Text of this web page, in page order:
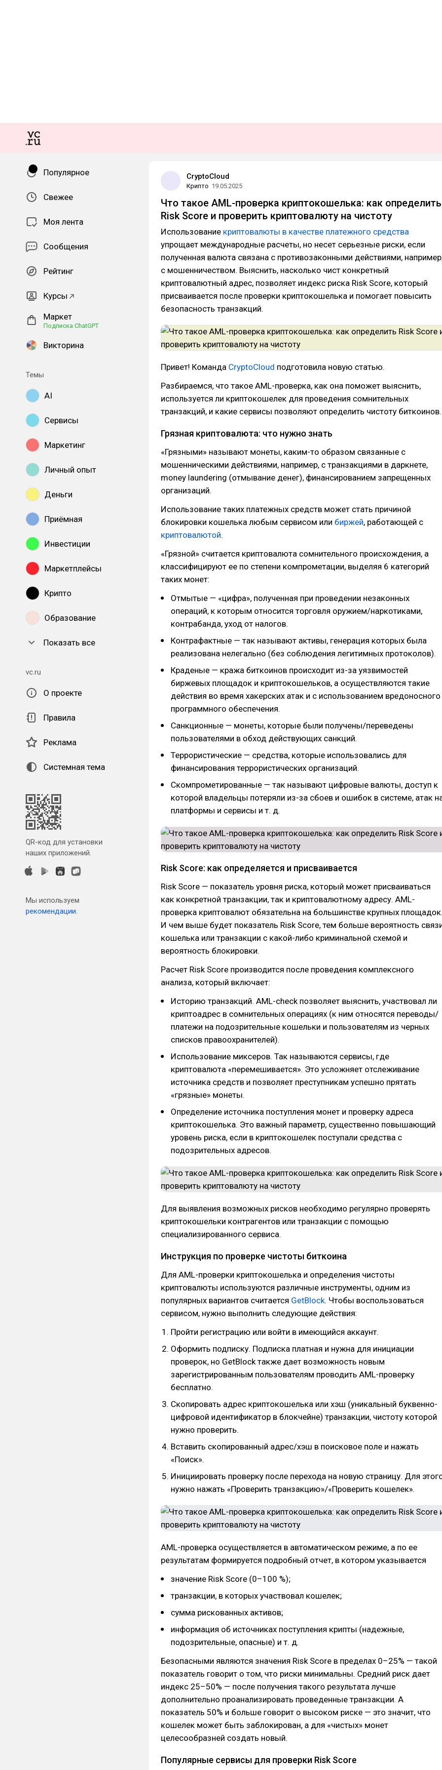
Популярное
Свежее
Моя лента
Сообщения
Рейтинг
Курсы
Маркет
Подписка ChatGPT
Викторина
Темы
AI
Сервисы
Маркетинг
Личный опыт
Деньги
Приёмная
Инвестиции
Маркетплейсы
Крипто
Образование
Показать все
vc.ru
О проекте
Правила
Реклама
Системная тема
QR-код для установки
наших приложений.
Мы используем
рекомендации.
CryptoCloud
Крипто 19.05.2025
Что такое AML-проверка криптокошелька: как определить
Risk Score и проверить криптовалюту на чистоту
Использование криптовалюты в качестве платежного средства
упрощает международные расчеты, но несет серьезные риски, если
полученная валюта связана с противозаконными действиями,
с мошенничеством. Выяснить, насколько чист конкретный
криптовалютный адрес, позволяет индекс риска Risk Score, который
присваивается после проверки криптокошелька и помогает повысить
безопасность транзакций.
Привет! Команда CryptoCloud подготовила новую статью.
Разбираемся, что такое AML-проверка, как она поможет выяснить,
используется ли криптокошелек для проведения сомнительных
транзакций, и какие сервисы позволяют определить чистоту биткоинов.
Грязная криптовалюта: что нужно знать
«Грязными» называют монеты, каким-то образом связанные с
мошенническими действиями, например, с транзакциями в даркнете,
money laundering (отмывание денег), финансированием запрещенных
организаций.
Использование таких платежных средств может стать причиной
блокировки кошелька любым сервисом или биржей, работающей с
криптовалютой.
«Грязной» считается криптовалюта сомнительного происхождения, а
классифицируют ее по степени компрометации, выделяя 6 категорий
таких монет:
Отмытые — «цифра», полученная при проведении незаконных
операций, к которым относится торговля оружием/наркотиками,
контрабанда, уход от налогов.
Контрафактные — так называют активы, генерация которых была
реализована нелегально (без соблюдения легитимных протоколов).
Краденые — кража биткоинов происходит из-за уязвимостей
биржевых площадок и криптокошельков, а осуществляются такие
действия во время хакерских атак и с использованием вредоносного
программного обеспечения.
Санкционные — монеты, которые были получены/переведены
пользователями в обход действующих санкций.
Террористические — средства, которые использовались для
финансирования террористических организаций.
Скомпрометированные — так называют цифровые валюты, доступ к
которой владельцы потеряли из-за сбоев и ошибок в системе, атак
платформы и сервисы и т. д.
Risk Score: как определяется и присваивается
Risk Score — показатель уровня риска, который может присваиваться
как конкретной транзакции, так и криптовалютному адресу. AML-
проверка криптовалют обязательна на большинстве крупных
И чем выше будет показатель Risk Score, тем больше вероятность
кошелька или транзакции с какой-либо криминальной схемой и
вероятность блокировки.
Расчет Risk Score производится после проведения комплексного
анализа, который включает:
Историю транзакций. AML-check позволяет выяснить, участвовал ли
криптоадрес в сомнительных операциях (к ним относятся переводы/
платежи на подозрительные кошельки и пользователям из черных
списков правоохранителей).
Использование миксеров. Так называются сервисы, где
криптовалюта «перемешивается». Это усложняет отслеживание
источника средств и позволяет преступникам успешно прятать
«грязные» монеты.
Определение источника поступления монет и проверку адреса
криптокошелька. Это важный параметр, существенно повышающий
уровень риска, если в криптокошелек поступали средства с
подозрительных адресов.
Для выявления возможных рисков необходимо регулярно проверять
криптокошельки контрагентов или транзакции с помощью
специализированного сервиса.
Инструкция по проверке чистоты биткоина
Для AML-проверки криптокошелька и определения чистоты
криптовалюты используются различные инструменты, одним из
популярных вариантов считается GetBlock. Чтобы воспользоваться
сервисом, нужно выполнить следующие действия:
Пройти регистрацию или войти в имеющийся аккаунт.
Оформить подписку. Подписка платная и нужна для инициации
проверок, но GetBlock также дает возможность новым
зарегистрированным пользователям проводить AML-проверку
бесплатно.
Скопировать адрес криптокошелька или хэш (уникальный буквенно-
цифровой идентификатор в блокчейне) транзакции, чистоту которой
нужно проверить.
Вставить скопированный адрес/хэш в поисковое поле и нажать
«Поиск».
Инициировать проверку после перехода на новую страницу. Для
нужно нажать «Проверить транзакцию»/«Проверить кошелек».
AML-проверка осуществляется в автоматическом режиме, а по ее
результатам формируется подробный отчет, в котором указывается
значение Risk Score (0–100 %);
транзакции, в которых участвовал кошелек;
сумма рискованных активов;
информация об источниках поступления крипты (надежные,
подозрительные, опасные) и т. д.
Безопасными являются значения Risk Score в пределах 0–25% — такой
показатель говорит о том, что риски минимальны. Средний риск дает
индекс 25–50% — после получения такого результата лучше
дополнительно проанализировать проведенные транзакции. А
показатель 50% и больше говорит о высоком риске — это значит, что
кошелек может быть заблокирован, а для «чистых» монет
целесообразней создать новый.
Популярные сервисы для проверки Risk Score